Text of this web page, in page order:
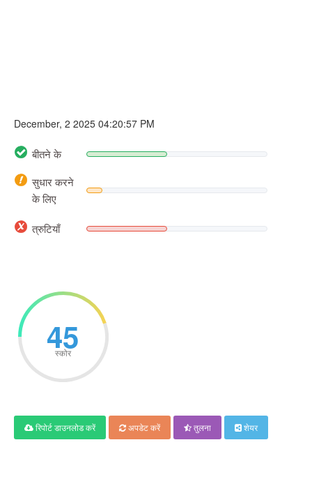
December, 2 2025 04:20:57 PM
बीतने के
सुधार करने
के लिए
त्रुटियाँ
45
स्कोर
रिपोर्ट डाउनलोड करें अपडेट करें तुलना शेयर